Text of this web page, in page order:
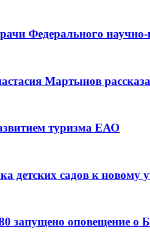
Федерального
Мартынов
туризма ЕАО
детских садов к новому
запущено оповещение о